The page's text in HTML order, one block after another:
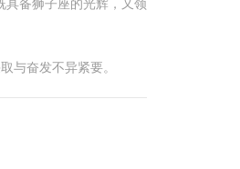
具备狮子座的光辉，又领
与奋发不异紧要。